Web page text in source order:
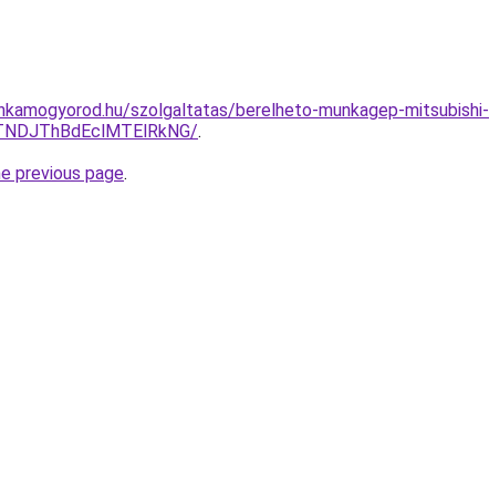
szolgaltatas/berelheto-munkagep-mitsubishi-
.
previous page.